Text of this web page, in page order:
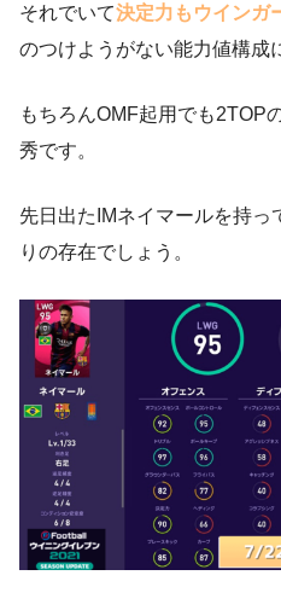
それでいて決定力もウインガ
のつけようがない能力値構成
もちろんOMF起用でも2TOP
秀です。
先日出たIMネイマールを持っ
りの存在でしょう。